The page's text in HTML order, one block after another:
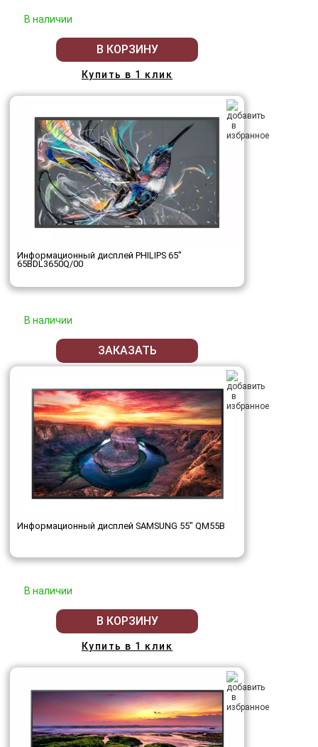
В наличии
В КОРЗИНУ
Купить в 1 клик
Информационный дисплей PHILIPS 65"
65BDL3650Q/00
В наличии
ЗАКАЗАТЬ
Информационный дисплей SAMSUNG 55" QM55B
В наличии
В КОРЗИНУ
Купить в 1 клик